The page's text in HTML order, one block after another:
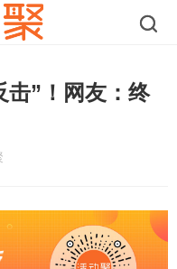
击”！网友：终